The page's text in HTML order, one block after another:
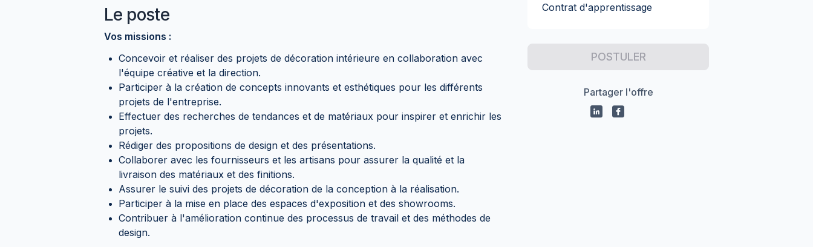
Le poste
Vos missions :
Concevoir et réaliser des projets de décoration intérieure en collaboration avec
l'équipe créative et la direction.
Participer à la création de concepts innovants et esthétiques pour les différents
projets de l'entreprise.
Effectuer des recherches de tendances et de matériaux pour inspirer et enrichir les
projets.
Rédiger des propositions de design et des présentations.
Collaborer avec les fournisseurs et les artisans pour assurer la qualité et la
livraison des matériaux et des finitions.
Assurer le suivi des projets de décoration de la conception à la réalisation.
Participer à la mise en place des espaces d'exposition et des showrooms.
Contribuer à l'amélioration continue des processus de travail et des méthodes de
design.
Contrat d'apprentissage
POSTULER
Partager l'offre